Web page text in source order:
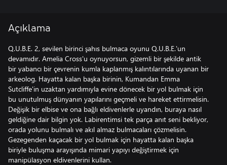
Açıklama
Q.U.B.E. 2, sevilen birinci şahıs bulmaca oyunu Q.U.B.E.'un
devamıdır. Amelia Cross'u oynuyorsun, gizemli bir şekilde antik
bir yabancı bir çevrenin kumla kaplanmış kalıntılarında uyanan bir
arkeolog. Hayatta kalan başka birinin, Kumandan Emma
Sutcliffe'in uzaktan yardımıyla evine dönecek bir yol bulmak için
bu unutulmuş dünyanın yapılarını geçmeli ve hareket ettirmelisin.
Değişik bir elbise ve ona bağlı eldivenlerle uyandın, buraya nasıl
geldiğine dair bilgin yok. Labirentimsi tek parça anıt seni bekliyor,
orada yolunu bulmalı ve akıl almaz bulmacaları çözmelisin.
Gezegenden kaçacak bir yol bulmak için hayatta kalan başka
biriyle buluşma arayışında mimari yapıyı değiştirmek için
manipülasyon eldivenlerini kullan.